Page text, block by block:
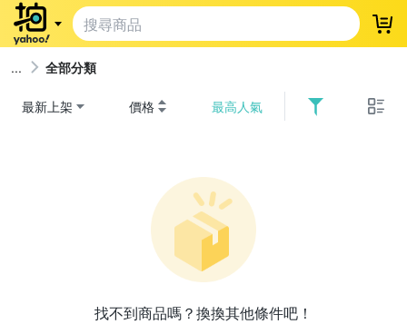
登
全部分類
最新上架 價格 最高人氣
找不到商品嗎？換換其他條件吧！